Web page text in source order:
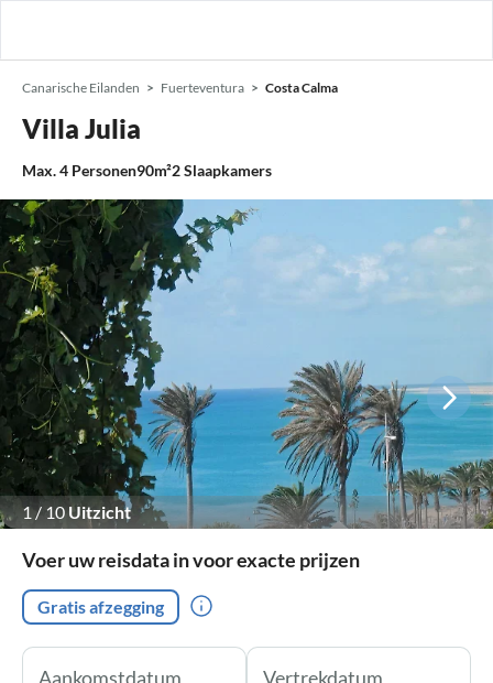
Canarische Eilanden Fuerteventura Costa Calma
Villa Julia
Max.4 Personen90m²2Slaapkamers
1/ 10 Uitzicht
Voer uw reisdata in voor exacte prijzen
Gratis afzegging